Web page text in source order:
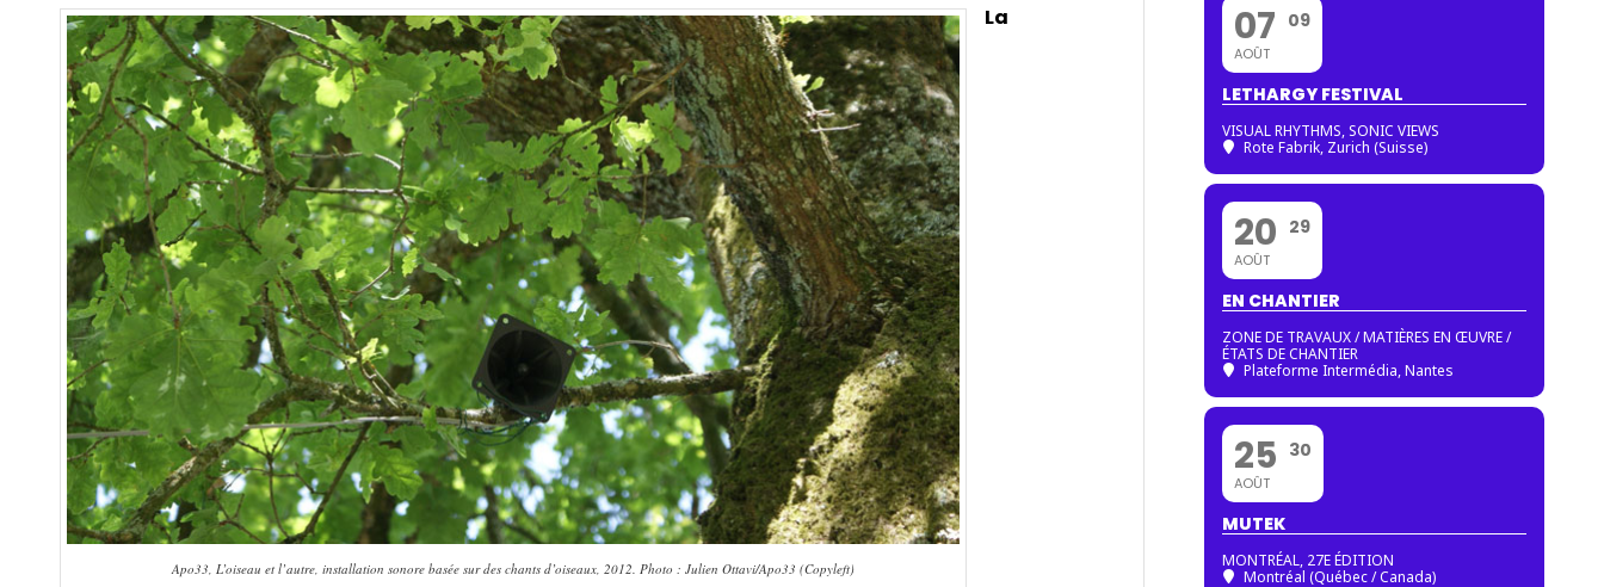
Apo33, L’oiseau et l’autre, installation sonore basée sur des chants d’oiseaux, 2012. Photo : Julien Ottavi/Apo33 (Copyleft)
La 07
AOÛT
09
LETHARGY FESTIVAL
VISUAL RHYTHMS, SONIC VIEWS
Rote Fabrik, Zurich (Suisse)
20
AOÛT
29
EN CHANTIER
ZONE DE TRAVAUX / MATIÈRES EN ŒUVRE /
ÉTATS DE CHANTIER
Plateforme Intermédia, Nantes
25
AOÛT
30
MUTEK
MONTRÉAL, 27E ÉDITION
Montréal (Québec / Canada)